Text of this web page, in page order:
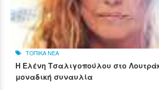
ΤΟΠΙΚΑ ΝΕΑ
Η Ελένη Τσαλιγοπούλου στο
μοναδική συναυλία